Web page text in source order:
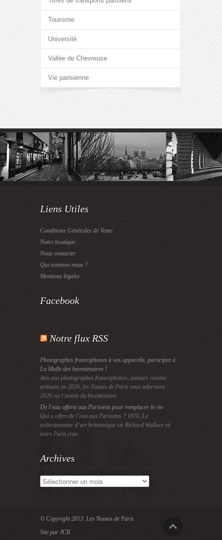
Tourisme
Université
Vallée de Chevreuse
Vie parisienne
Liens Utiles
Conditions Générales de Vente
Notre boutique
Nous contacter
Qui sommes-nous ?
Mentions légales
Facebook
Notre flux RSS
Photographes francophones à vos appareils, participez à
La Malle des bicentenaires !
Avis aux photographes francophones, auteurs comme
artisans en 2026, les Nautes de Paris vous informent :
2026 est l’année du bicentenaire
De l’eau offerte aux Parisiens pour remplacer le vin
Qui a offert de l’eau aux Parisiens ? 1870, Le
collectionneur d’art britannique sir Richard Wallace vit
entre Paris (rue
Archives
Archives
© Copyright 2013. Les Nautes de Paris
Site par JCB